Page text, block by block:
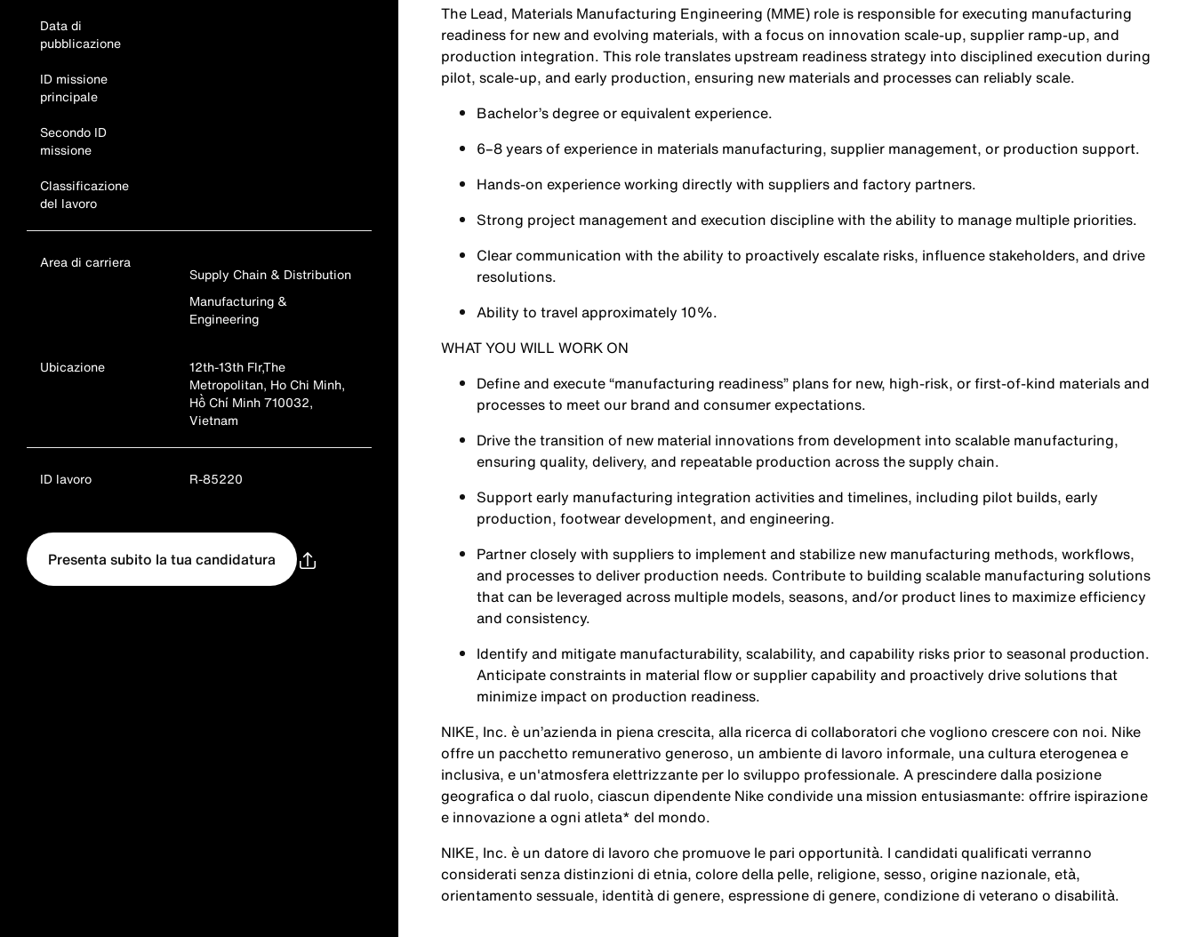
Data di
pubblicazione
ID missione
principale
Secondo ID
missione
Classificazione
del lavoro
Area di carriera
Supply Chain & Distribution
Manufacturing &
Engineering
Ubicazione
12th-13th Flr,The
Metropolitan, Ho Chi Minh,
Hồ Chí Minh 710032,
Vietnam
ID lavoro R-85220
Presenta subito la tua candidatura
The Lead, Materials Manufacturing Engineering (MME) role is responsible for executing manufacturing
readiness for new and evolving materials, with a focus on innovation scale-up, supplier ramp-up, and
production integration. This role translates upstream readiness strategy into disciplined execution during
pilot, scale-up, and early production, ensuring new materials and processes can reliably scale.
Bachelor’s degree or equivalent experience.
6–8 years of experience in materials manufacturing, supplier management, or production support.
Hands‑on experience working directly with suppliers and factory partners.
Strong project management and execution discipline with the ability to manage multiple priorities.
Clear communication with the ability to proactively escalate risks, influence stakeholders, and drive
resolutions.
Ability to travel approximately 10%.
WHAT YOU WILL WORK ON
Define and execute “manufacturing readiness” plans for new, high-risk, or first-of-kind materials and
processes to meet our brand and consumer expectations.
Drive the transition of new material innovations from development into scalable manufacturing,
ensuring quality, delivery, and repeatable production across the supply chain.
Support early manufacturing integration activities and timelines, including pilot builds, early
production, footwear development, and engineering.
Partner closely with suppliers to implement and stabilize new manufacturing methods, workflows,
and processes to deliver production needs. Contribute to building scalable manufacturing solutions
that can be leveraged across multiple models, seasons, and/or product lines to maximize efficiency
and consistency.
Identify and mitigate manufacturability, scalability, and capability risks prior to seasonal production.
Anticipate constraints in material flow or supplier capability and proactively drive solutions that
minimize impact on production readiness.
NIKE, Inc. è un’azienda in piena crescita, alla ricerca di collaboratori che vogliono crescere con noi. Nike
offre un pacchetto remunerativo generoso, un ambiente di lavoro informale, una cultura eterogenea e
inclusiva, e un'atmosfera elettrizzante per lo sviluppo professionale. A prescindere dalla posizione
geografica o dal ruolo, ciascun dipendente Nike condivide una mission entusiasmante: offrire ispirazione
e innovazione a ogni atleta* del mondo.
NIKE, Inc. è un datore di lavoro che promuove le pari opportunità. I candidati qualificati verranno
considerati senza distinzioni di etnia, colore della pelle, religione, sesso, origine nazionale, età,
orientamento sessuale, identità di genere, espressione di genere, condizione di veterano o disabilità.